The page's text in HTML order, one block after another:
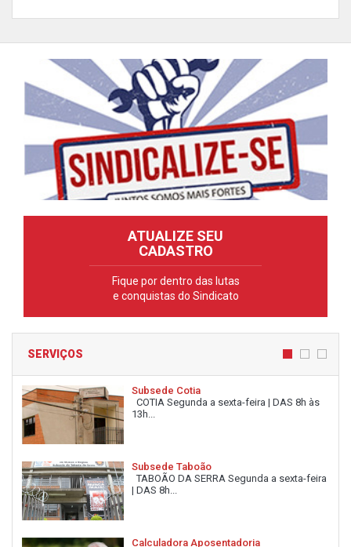
ATUALIZE SEU
CADASTRO
Fique por dentro das lutas
e conquistas do Sindicato
SERVIÇOS
Subsede Cotia
COTIA Segunda a sexta-feira | DAS 8h às
13h...
Subsede Taboão
TABOÃO DA SERRA Segunda a sexta-feira
| DAS 8h...
Calculadora Aposentadoria